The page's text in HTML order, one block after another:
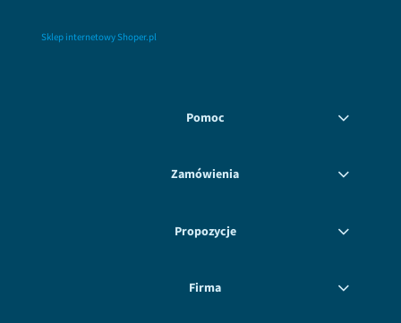
Sklep internetowy Shoper.pl
Pomoc
Zamówienia
Propozycje
Firma